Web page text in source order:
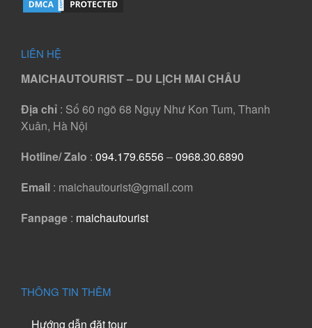
LIÊN HỆ
MAICHAUTOURIST – DU LỊCH MAI CHÂU
Địa chỉ : Số 60 ngõ 68 Ngụy Như Kon Tum, Thanh
Xuân, Hà Nội
Hotline/ Zalo : 094.179.6556–0968.30.6890
Email : maichautourist@gmail.com
Fanpage : maichautourist
THÔNG TIN THÊM
Hướng dẫn đặt tour